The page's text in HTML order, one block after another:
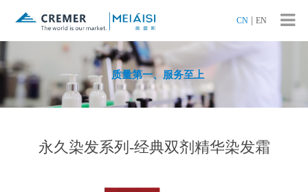
CN EN
质量第一、服务至上
永久染发系列-经典双剂精华染发霜